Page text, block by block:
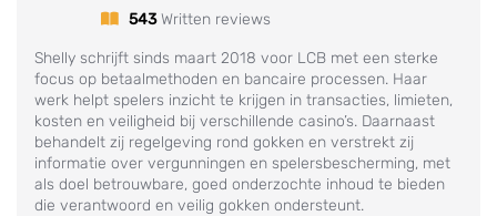
543Written reviews
Shelly schrijft sinds maart 2018 voor LCB met een sterke
focus op betaalmethoden en bancaire processen. Haar
werk helpt spelers inzicht te krijgen in transacties, limieten,
kosten en veiligheid bij verschillende casino’s. Daarnaast
behandelt zij regelgeving rond gokken en verstrekt zij
informatie over vergunningen en spelersbescherming, met
als doel betrouwbare, goed onderzochte inhoud te bieden
die verantwoord en veilig gokken ondersteunt.